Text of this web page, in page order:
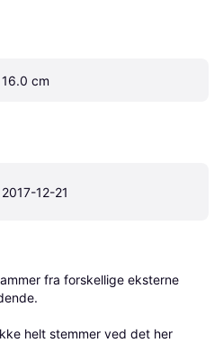
16.0 cm
2017-12-21
fra forskellige eksterne
helt stemmer ved det her